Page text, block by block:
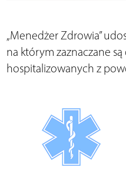
„Menedżer Zdrowia”
na którym zaznaczane
hospitalizowanych z